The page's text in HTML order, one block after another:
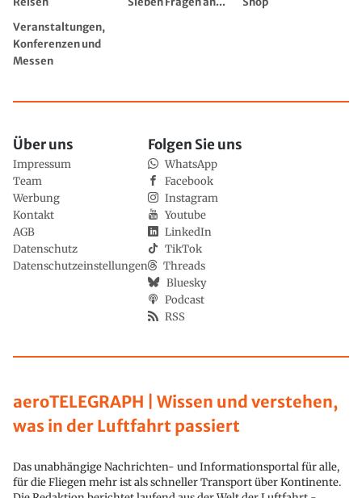
Veranstaltungen,
Konferenzen und
Messen
aeroTELEGRAPH | Wissen und verstehen,
was in der Luftfahrt passiert
Das unabhängige Nachrichten- und Informationsportal für alle,
für die Fliegen mehr ist als schneller Transport über Kontinente.
Über uns
Impressum
Team
Werbung
Kontakt
AGB
Datenschutz
Datenschutzeinstellungen
Folgen Sie uns
WhatsApp
Facebook
Instagram
Youtube
LinkedIn
TikTok
Threads
Bluesky
Podcast
RSS